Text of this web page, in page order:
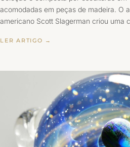
acomodadas em peças de madeira. O
americano Scott Slagerman criou uma
LER ARTIGO →